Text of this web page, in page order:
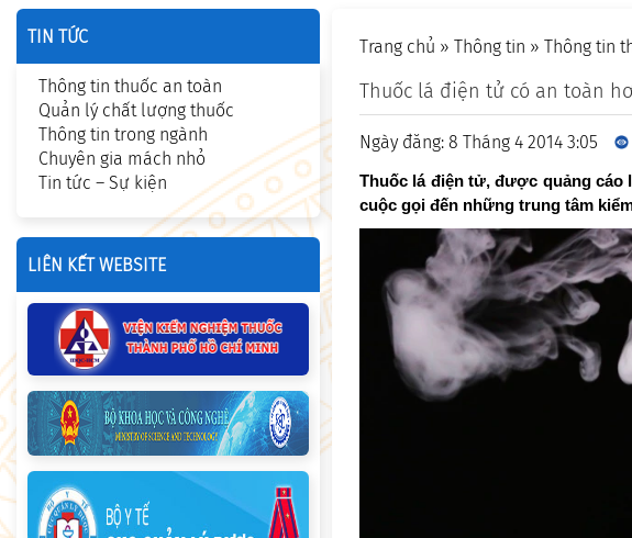
Trang chủ » Thông tin » Thông tin
Thuốc lá điện tử có an toàn
Ngày đăng: 8 Tháng 4 2014 3:05
Thuốc lá điện tử, được quảng cáo
cuộc gọi đến những trung tâm
TIN TỨC
Thông tin thuốc an toàn
Quản lý chất lượng thuốc
Thông tin trong ngành
Chuyên gia mách nhỏ
Tin tức – Sự kiện
LIÊN KẾT WEBSITE